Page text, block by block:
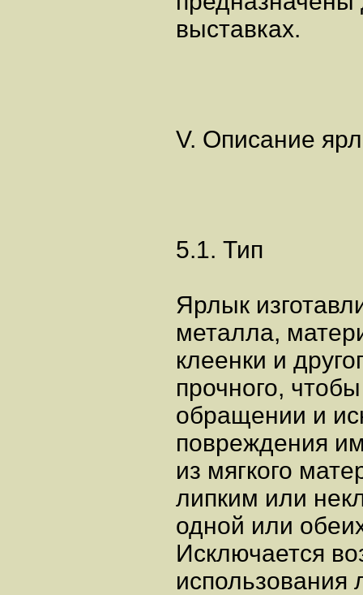
выставках.
V. Описание
5.1. Тип
Ярлык
металла,
клеенки и
прочного,
обращении и
повреждения
из мягкого
липким или
одной или
Исключается
использования